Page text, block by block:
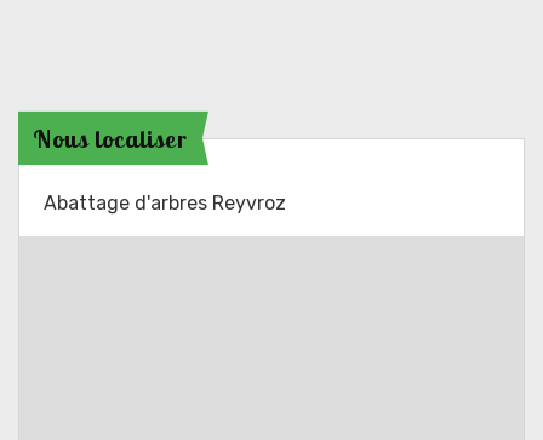
Nous localiser
Abattage d'arbres Reyvroz